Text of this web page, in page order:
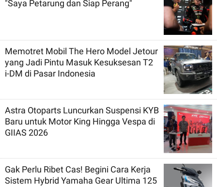
"Saya Petarung dan Siap Perang"
Memotret Mobil The Hero Model Jetour
yang Jadi Pintu Masuk Kesuksesan T2
i-DM di Pasar Indonesia
Astra Otoparts Luncurkan Suspensi KYB
Baru untuk Motor King Hingga Vespa di
GIIAS 2026
Gak Perlu Ribet Cas! Begini Cara Kerja
Sistem Hybrid Yamaha Gear Ultima 125